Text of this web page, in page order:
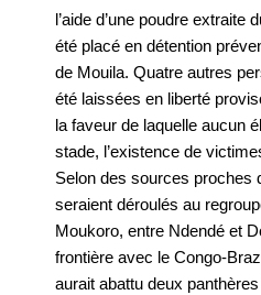
l’aide d’une poudre extraite
été placé en détention
de Mouila. Quatre autres
été laissées en liberté
la faveur de laquelle aucun
stade, l’existence de
Selon des sources proches
seraient déroulés au
Moukoro, entre Ndendé et
frontière avec le Congo-
aurait abattu deux